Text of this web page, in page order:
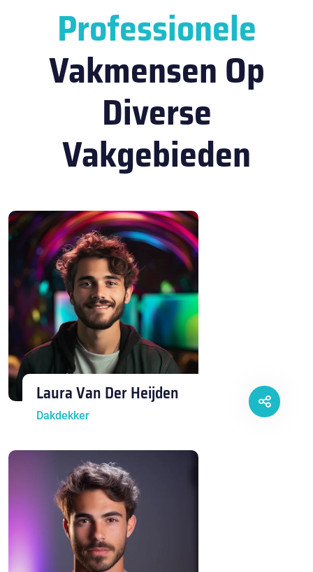
Professionele
Vakmensen Op
Diverse
Vakgebieden
Laura Van Der Heijden
Dakdekker